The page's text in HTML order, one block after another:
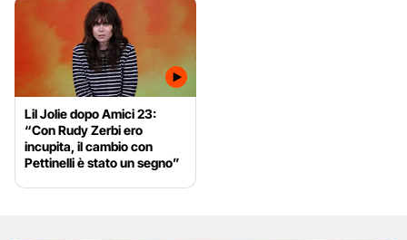
Lil Jolie dopo Amici 23:
“Con Rudy Zerbi ero
incupita, il cambio con
Pettinelli è stato un segno”